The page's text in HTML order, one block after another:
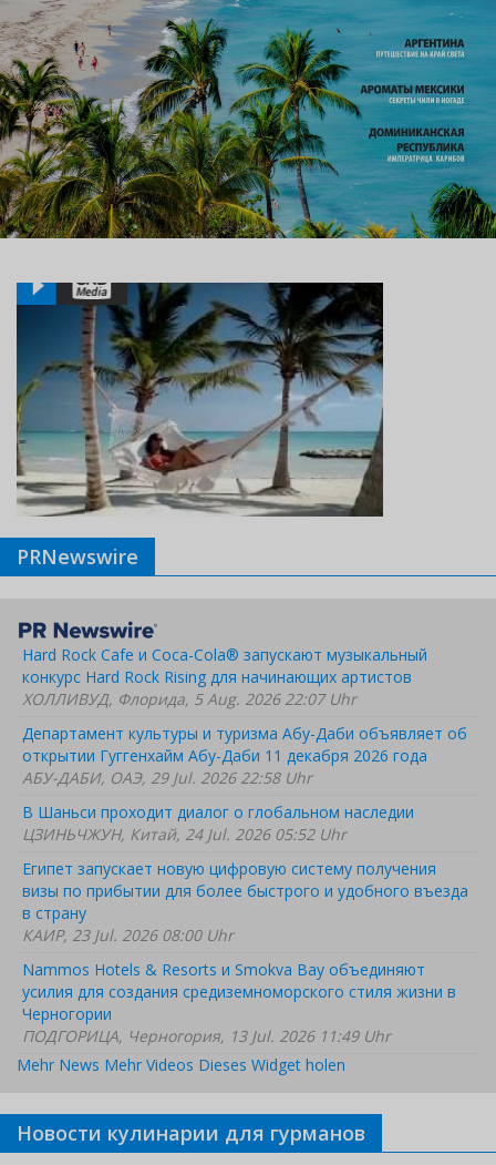
PRNewswire
Hard Rock Cafe и Coca-Cola® запускают музыкальный
конкурс Hard Rock Rising для начинающих артистов
ХОЛЛИВУД, Флорида, 5 Aug. 2026 22:07 Uhr
Департамент культуры и туризма Абу-Даби объявляет об
открытии Гуггенхайм Абу-Даби 11 декабря 2026 года
АБУ-ДАБИ, ОАЭ, 29 Jul. 2026 22:58 Uhr
В Шаньси проходит диалог о глобальном наследии
ЦЗИНЬЧЖУН, Китай, 24 Jul. 2026 05:52 Uhr
Египет запускает новую цифровую систему получения
визы по прибытии для более быстрого и удобного въезда
в страну
КАИР, 23 Jul. 2026 08:00 Uhr
Nammos Hotels & Resorts и Smokva Bay объединяют
усилия для создания средиземноморского стиля жизни в
Черногории
ПОДГОРИЦА, Черногория, 13 Jul. 2026 11:49 Uhr
Mehr News Mehr Videos Dieses Widget holen
Новости кулинарии для гурманов